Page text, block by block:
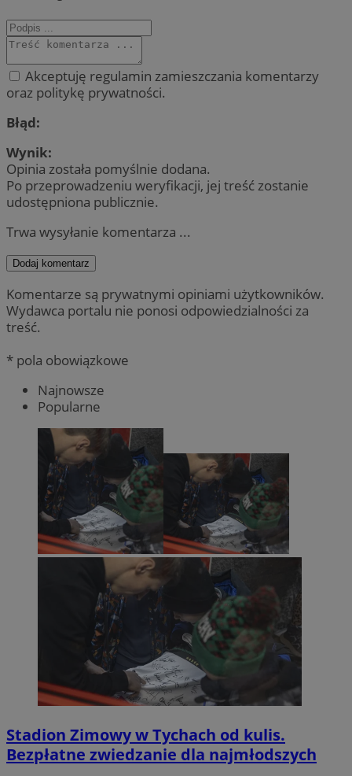
Akceptuję regulamin zamieszczania komentarzy
oraz politykę prywatności.
Błąd:
Wynik:
Opinia została pomyślnie dodana.
Po przeprowadzeniu weryfikacji, jej treść zostanie
udostępniona publicznie.
Trwa wysyłanie komentarza ...
Dodaj komentarz
Komentarze są prywatnymi opiniami użytkowników.
Wydawca portalu nie ponosi odpowiedzialności za
treść.
* pola obowiązkowe
Najnowsze
Popularne
Stadion Zimowy w Tychach od kulis.
Bezpłatne zwiedzanie dla najmłodszych